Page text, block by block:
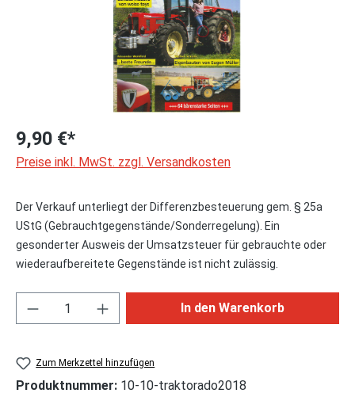
9,90 €*
Preise inkl. MwSt. zzgl. Versandkosten
Der Verkauf unterliegt der Differenzbesteuerung gem. § 25a
UStG (Gebrauchtgegenstände/Sonderregelung). Ein
gesonderter Ausweis der Umsatzsteuer für gebrauchte oder
wiederaufbereitete Gegenstände ist nicht zulässig.
Produkt Anzahl: Gib den gewünschten
In den Warenkorb
Zum Merkzettel hinzufügen
Produktnummer: 10-10-traktorado2018